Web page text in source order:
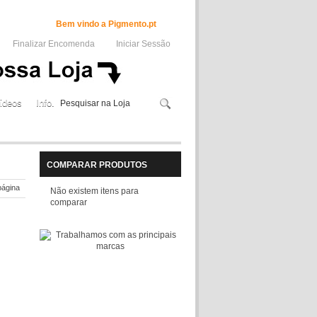
Bem vindo a Pigmento.pt
Finalizar Encomenda
Iniciar Sessão
Info.
COMPARAR PRODUTOS
Não existem itens para
comparar